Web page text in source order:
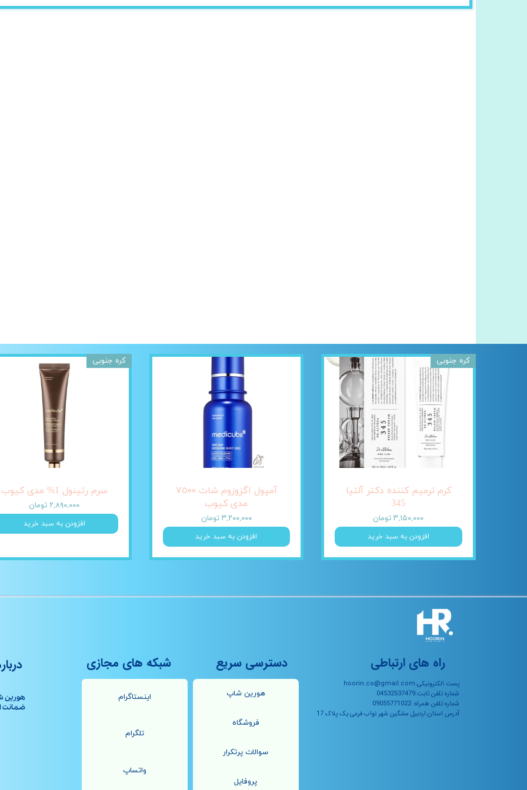
کرم ترمیم کننده دکتر آلتیا
345
۳,۱۵۰,۰۰۰ تومان
افزودن به سبد خرید
کره جنوبی
آمپول اگزوزوم شات ٧٥٠٠
مدی کیوب
۳,۲۰۰,۰۰۰ تومان
افزودن به سبد خرید
سرم رتینول 1% مدی کیوب
۲,۸۹۰,۰۰۰ تومان
افزودن به سبد خرید
کره جنوبی
پست الکترونیکی:hoorin.co@gmail.com
شماره تلفن ثابت:04532537479
شماره تلفن همراه: 09055771022
آدرس استان:اردبیل مشگین شهر نواب فرعی یک پلاک 17
راه های ارتباطی
هورین شاپ
فروشگاه
سوالات پرتکرار
پروفایل
دسترسی سریع
اینستاگرام
تلگرام
واتساپ
شبکه های مجازی
هورین
ضمانت